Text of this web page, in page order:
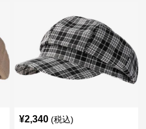
¥2,340 (税込)